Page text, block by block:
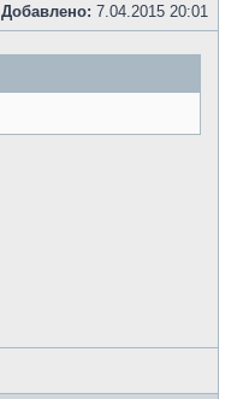
Добавлено: 7.04.2015 20:01